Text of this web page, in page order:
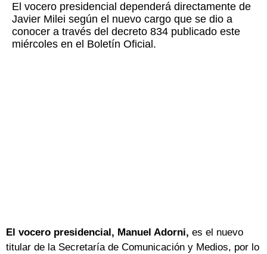
El vocero presidencial dependerá directamente de
Javier Milei según el nuevo cargo que se dio a
conocer a través del decreto 834 publicado este
miércoles en el Boletín Oficial.
El vocero presidencial, Manuel Adorni, es el nuevo
titular de la Secretaría de Comunicación y Medios, por lo